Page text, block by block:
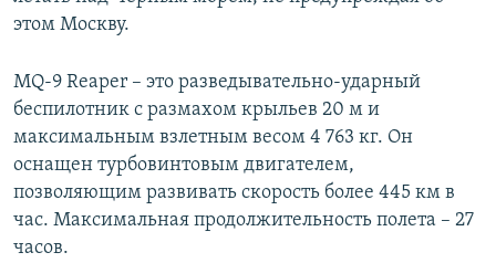
этом Москву.
MQ-9 Reaper – это разведывательно-ударный
беспилотник с размахом крыльев 20 м и
максимальным взлетным весом 4 763 кг. Он
оснащен турбовинтовым двигателем,
позволяющим развивать скорость более 445 км в
час. Максимальная продолжительность полета – 27
часов.